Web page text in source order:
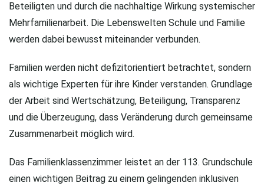
Beteiligten und durch die nachhaltige Wirkung systemischer
Mehrfamilienarbeit. Die Lebenswelten Schule und Familie
werden dabei bewusst miteinander verbunden.
Familien werden nicht defizitorientiert betrachtet, sondern
als wichtige Experten für ihre Kinder verstanden. Grundlage
der Arbeit sind Wertschätzung, Beteiligung, Transparenz
und die Überzeugung, dass Veränderung durch gemeinsame
Zusammenarbeit möglich wird.
Das Familienklassenzimmer leistet an der 113. Grundschule
einen wichtigen Beitrag zu einem gelingenden inklusiven